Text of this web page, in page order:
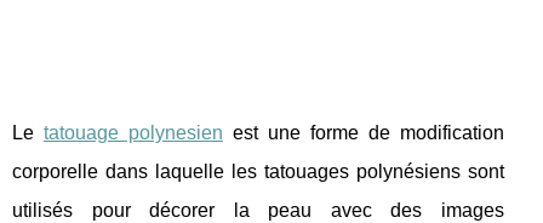
Le tatouage polynesien est une forme de modification
corporelle dans laquelle les tatouages polynésiens sont
utilisés pour décorer la peau avec des images